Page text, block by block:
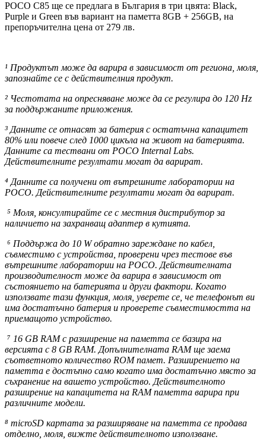
POCO C85 ще се предлага в България в три цвята: Black,
Purple и Green във вариант на паметта 8GB + 256GB, на
препоръчителна цена от 279 лв.
¹ Продуктът може да варира в зависимост от региона, моля,
запознайте се с действителния продукт.
² Честотата на опресняване може да се регулира до 120 Hz
за поддържаните приложения.
³ Данните се отнасят за батерия с остатъчна капацитет
80% или повече след 1000 цикъла на живот на батерията.
Данните са тествани от POCO Internal Labs.
Действителните резултати могат да варират.
⁴ Данните са получени от вътрешните лаборатории на
POCO. Действителните резултати могат да варират.
⁵ Моля, консултирайте се с местния дистрибутор за
наличието на захранващ адаптер в кутията.
⁶ Поддържа до 10 W обратно зареждане по кабел,
съвместимо с устройства, проверени чрез тестове във
вътрешните лаборатории на POCO. Действителната
производителност може да варира в зависимост от
състоянието на батерията и други фактори. Когато
използвате тази функция, моля, уверете се, че телефонът ви
има достатъчно батерия и проверете съвместимостта на
приемащото устройство.
⁷ 16 GB RAM с разширение на паметта се базира на
версията с 8 GB RAM. Допълнителната RAM ще заема
съответното количество ROM памет. Разширението на
паметта е достъпно само когато има достатъчно място за
съхранение на вашето устройство. Действителното
разширение на капацитета на RAM паметта варира при
различните модели.
⁸ microSD картата за разширяване на паметта се продава
отделно, моля, вижте действителното използване.